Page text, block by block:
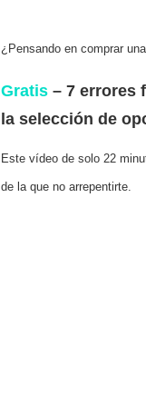
¿Pensando en comprar
Gratis– 7 errores
la selección de
Este vídeo de solo 22
de la que no arrepentirte.